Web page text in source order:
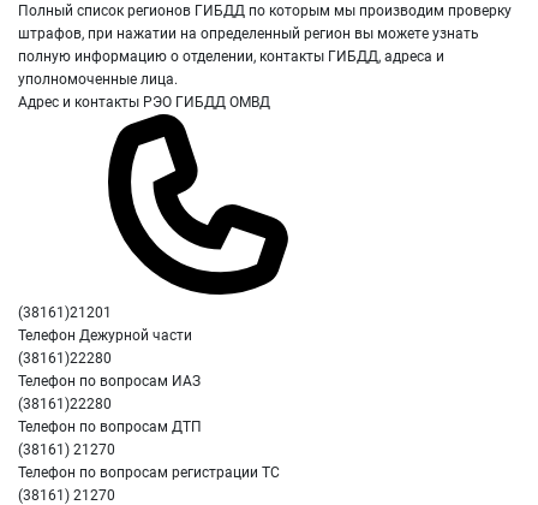
Полный список регионов ГИБДД по которым мы производим проверку
штрафов, при нажатии на определенный регион вы можете узнать
полную информацию о отделении, контакты ГИБДД, адреса и
уполномоченные лица.
Адрес и контакты РЭО ГИБДД ОМВД
(38161)21201
Телефон Дежурной части
(38161)22280
Телефон по вопросам ИАЗ
(38161)22280
Телефон по вопросам ДТП
(38161) 21270
Телефон по вопросам регистрации ТС
(38161) 21270